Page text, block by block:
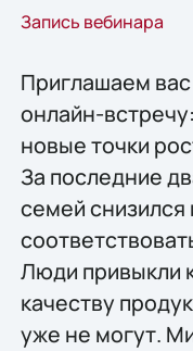
Запись вебинара
Приглашаем
онлайн-
новые точки
За последние
семей снизился
Люди привыкли
качеству
уже не могут.